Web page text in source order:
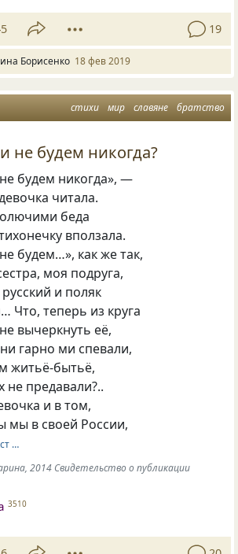
19
Борисенко 18 фев 2019
стихи мир славяне братство
не будем никогда?
будем никогда», —
читала.
беда
вползала.
будем…», как же так,
моя подруга,
и поляк
Что, теперь из круга
вычеркнуть её,
гарно ми спевали,
житьё-бытьё,
не предавали?..
и в том,
мы в своей России,
…
2014 Свидетельство о публикации
3510